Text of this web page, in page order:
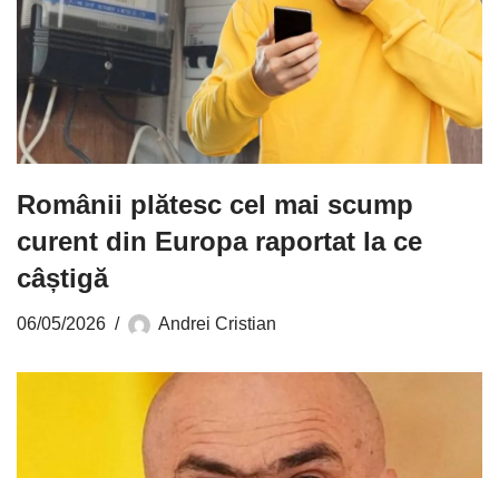
Românii plătesc cel mai scump
curent din Europa raportat la ce
câștigă
06/05/2026 Andrei Cristian